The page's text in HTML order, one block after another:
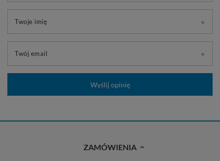
Twoje imię
Twój email
Wyślij opinię
ZAMÓWIENIA